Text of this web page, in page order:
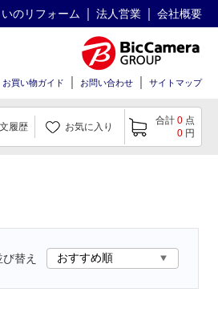
のリフォーム 法人営業 会社概要
お買い物ガイド お問い合わせ サイトマップ
履歴 お気に入り
合計 0 点
0 円
び替え